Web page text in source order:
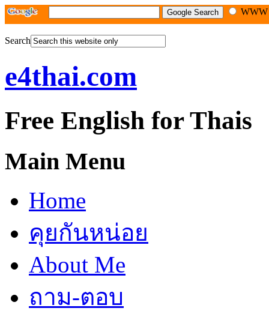
Search
e4thai.com
Free English for Thais
Main Menu
Home
คุยกันหน่อย
About Me
ถาม-ตอบ